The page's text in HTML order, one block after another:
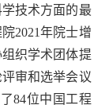
技术方面的最
2021年院士增
织学术团体提
审和选举会议
84位中国工程